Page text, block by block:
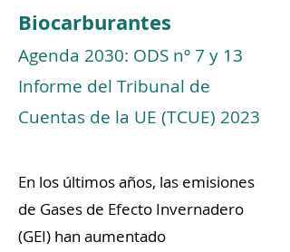
Biocarburantes
Agenda 2030: ODS nº7 y 13
Informe del Tribunal de
Cuentas de la UE (TCUE) 2023
En los últimos años, las emisiones
de Gases de Efecto Invernadero
(GEI) han aumentado